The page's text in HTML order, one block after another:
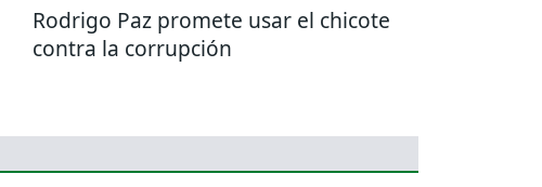
Rodrigo Paz promete usar el chicote
contra la corrupción